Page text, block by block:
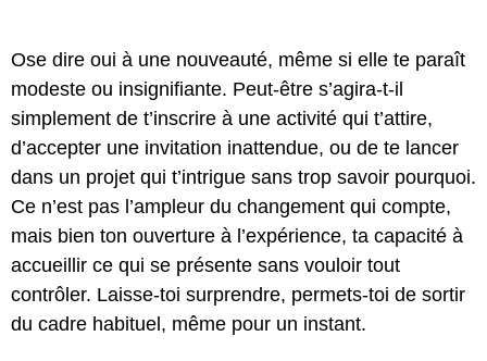
Ose dire oui à une nouveauté, même si elle te paraît
modeste ou insignifiante. Peut-être s’agira-t-il
simplement de t’inscrire à une activité qui t’attire,
d’accepter une invitation inattendue, ou de te lancer
dans un projet qui t’intrigue sans trop savoir pourquoi.
Ce n’est pas l’ampleur du changement qui compte,
mais bien ton ouverture à l’expérience, ta capacité à
accueillir ce qui se présente sans vouloir tout
contrôler. Laisse-toi surprendre, permets-toi de sortir
du cadre habituel, même pour un instant.